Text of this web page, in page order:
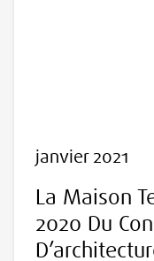
janvier 2021
La Maison
2020 Du